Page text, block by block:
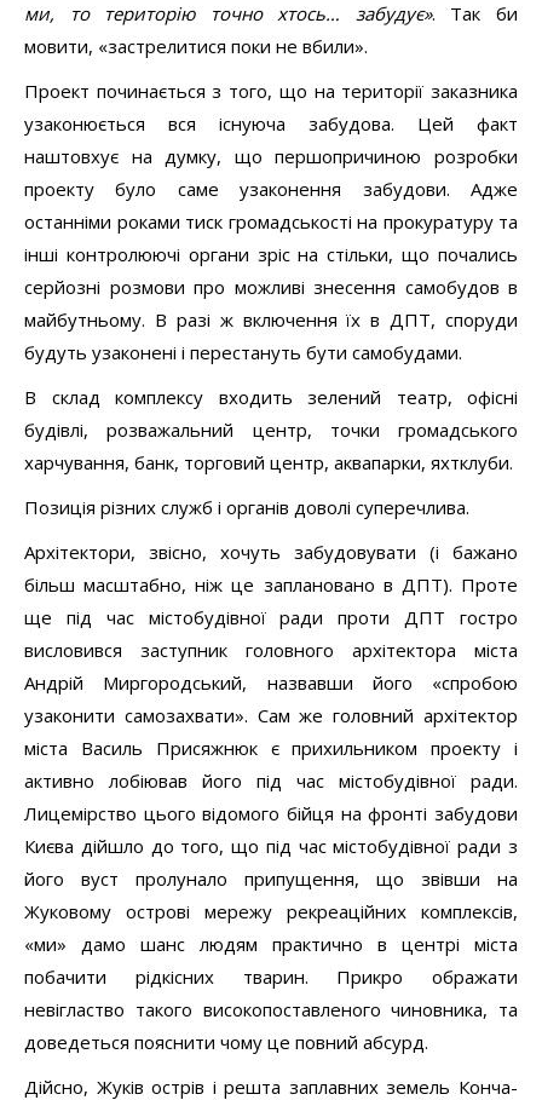
ми, то територію точно хтось… забудує». Так би
мовити, «застрелитися поки не вбили».
Проект починається з того, що на території заказника
узаконюється вся існуюча забудова. Цей факт
наштовхує на думку, що першопричиною розробки
проекту було саме узаконення забудови. Адже
останніми роками тиск громадськості на прокуратуру та
інші контролюючі органи зріс на стільки, що почались
серйозні розмови про можливі знесення самобудов в
майбутньому. В разі ж включення їх в ДПТ, споруди
будуть узаконені і перестануть бути самобудами.
В склад комплексу входить зелений театр, офісні
будівлі, розважальний центр, точки громадського
харчування, банк, торговий центр, аквапарки, яхтклуби.
Позиція різних служб і органів доволі суперечлива.
Архітектори, звісно, хочуть забудовувати (і бажано
більш масштабно, ніж це заплановано в ДПТ). Проте
ще під час містобудівної ради проти ДПТ гостро
висловився заступник головного архітектора міста
Андрій Миргородський, назвавши його «спробою
узаконити самозахвати». Сам же головний архітектор
міста Василь Присяжнюк є прихильником проекту і
активно лобіював його під час містобудівної ради.
Лицемірство цього відомого бійця на фронті забудови
Києва дійшло до того, що під час містобудівної ради з
його вуст пролунало припущення, що звівши на
Жуковому острові мережу рекреаційних комплексів,
«ми» дамо шанс людям практично в центрі міста
побачити рідкісних тварин. Прикро ображати
невігластво такого високопоставленого чиновника, та
доведеться пояснити чому це повний абсурд.
Дійсно, Жуків острів і решта заплавних земель Конча-